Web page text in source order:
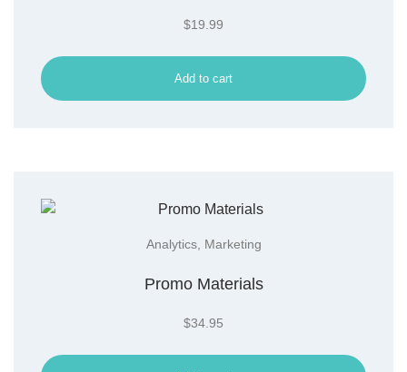
$19.99
Add to cart
Analytics, Marketing
Promo Materials
$34.95